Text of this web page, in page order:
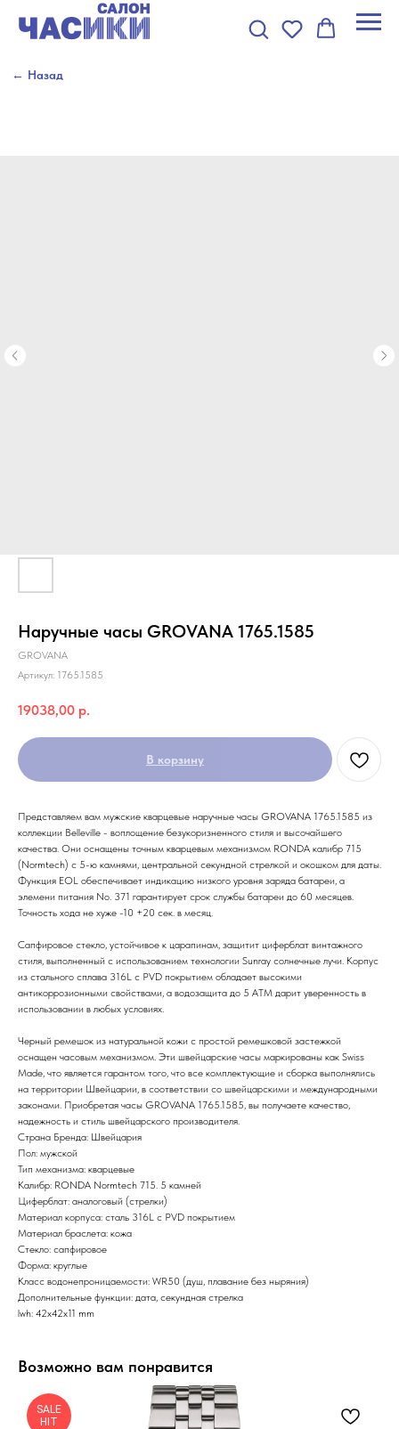
← Назад
Наручные часы GROVANA 1765.1585
GROVANA
Артикул: 1765.1585
19038,00 р.
В корзину
Представляем вам мужские кварцевые наручные часы GROVANA 1765.1585 из
коллекции Belleville - воплощение безукоризненного стиля и высочайшего
качества. Они оснащены точным кварцевым механизмом RONDA калибр 715
(Normtech) с 5-ю камнями, центральной секундной стрелкой и окошком для даты.
Функция EOL обеспечивает индикацию низкого уровня заряда батареи, а
элемени питания No. 371 гарантирует срок службы батареи до 60 месяцев.
Точность хода не хуже -10 +20 сек. в месяц.
Сапфировое стекло, устойчивое к царапинам, защитит циферблат винтажного
стиля, выполненный с использованием технологии Sunray солнечные лучи. Корпус
из стального сплава 316L с PVD покрытием обладает высокими
антикоррозионными свойствами, а водозащита до 5 АТМ дарит уверенность в
использовании в любых условиях.
Черный ремешок из натуральной кожи с простой ремешковой застежкой
оснащен часовым механизмом. Эти швейцарские часы маркированы как Swiss
Made, что является гарантом того, что все комплектующие и сборка выполнялись
на территории Швейцарии, в соответствии со швейцарскими и международными
законами. Приобретая часы GROVANA 1765.1585, вы получаете качество,
надежность и стиль швейцарского производителя.
Страна Бренда: Швейцария
Пол: мужской
Тип механизма: кварцевые
Калибр: RONDA Normtech 715. 5 камней
Циферблат: аналоговый (стрелки)
Материал корпуса: сталь 316L с PVD покрытием
Материал браслета: кожа
Стекло: сапфировое
Форма: круглые
Класс водонепроницаемости: WR50 (душ, плавание без ныряния)
Дополнительные функции: дата, секундная стрелка
lwh: 42x42x11 mm
Возможно вам понравится
SALE
HIT